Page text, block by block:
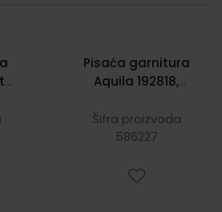
Pisaća garnitura
Aquila 192818,
olovka + tehnička
olovka
Šifra proizvoda
586227